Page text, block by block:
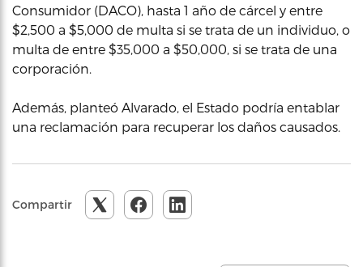
Consumidor (DACO), hasta 1 año de cárcel y entre
$2,500 a $5,000 de multa si se trata de un individuo, o
multa de entre $35,000 a $50,000, si se trata de una
corporación.
Además, planteó Alvarado, el Estado podría entablar
una reclamación para recuperar los daños causados.
Compartir